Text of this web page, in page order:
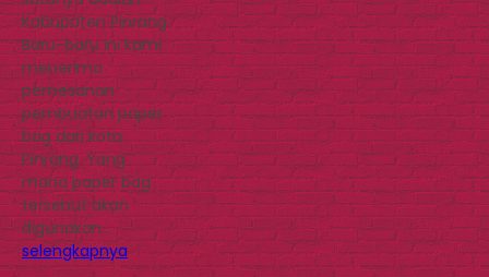
Kabupaten Pinrang.
Baru-baru ini kami
menerima
pemesanan
pembuatan paper
bag dari kota
Pinrang. Yang
mana paper bag
tersebut akan
digunakan…
selengkapnya